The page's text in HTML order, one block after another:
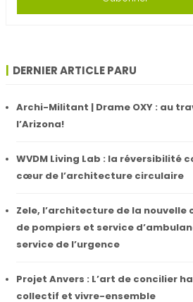
DERNIER ARTICLE PARU
Archi-Militant | Drame OXY : au
l’Arizona!
WVDM Living Lab : la réversibilité
cœur de l’architecture circulaire
Zele, l’architecture de la nouvelle
de pompiers et service
service de l’urgence
Projet Anvers : L’art de concilier
collectif et vivre-ensemble